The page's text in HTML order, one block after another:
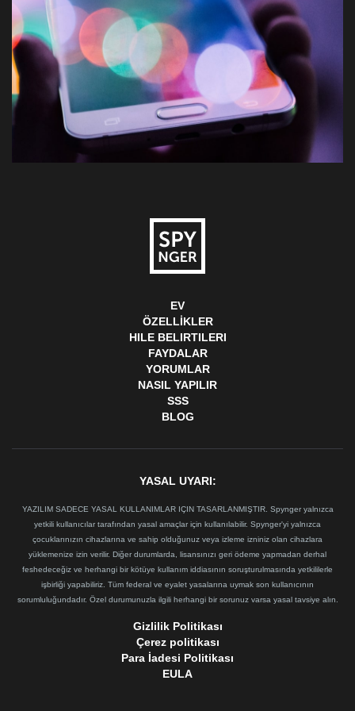
EV
ÖZELLIKLER
HILE BELIRTILERI
FAYDALAR
YORUMLAR
NASIL YAPILIR
SSS
BLOG
YASAL UYARI:
YAZILIM SADECE YASAL KULLANIMLAR IÇIN TASARLANMIŞTIR. Spynger yalnızca
yetkili kullanıcılar tarafından yasal amaçlar için kullanılabilir. Spynger'yi yalnızca
çocuklarınızın cihazlarına ve sahip olduğunuz veya izleme izniniz olan cihazlara
yüklemenize izin verilir. Diğer durumlarda, lisansınızı geri ödeme yapmadan derhal
feshedeceğiz ve herhangi bir kötüye kullanım iddiasının soruşturulmasında yetkililerle
işbirliği yapabiliriz. Tüm federal ve eyalet yasalarına uymak son kullanıcının
sorumluluğundadır. Özel durumunuzla ilgili herhangi bir sorunuz varsa yasal tavsiye alın.
Gizlilik Politikası
Çerez politikası
Para İadesi Politikası
EULA